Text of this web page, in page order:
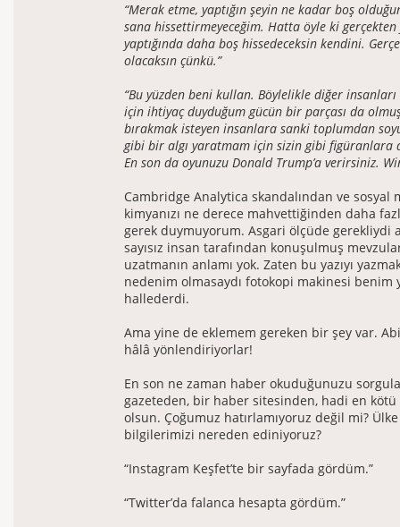
“Merak etme, yaptığın şeyin ne kadar boş
sana hissettirmeyeceğim. Hatta öyle ki
yaptığında daha boş hissedeceksin kendini.
olacaksın çünkü.”
“Bu yüzden beni kullan. Böylelikle diğer
için ihtiyaç duyduğum gücün bir parçası da
bırakmak isteyen insanlara sanki toplumdan
gibi bir algı yaratmam için sizin gibi figüranlara
En son da oyunuzu Donald Trump’a verirsiniz.
Cambridge Analytica skandalından ve sosyal
kimyanızı ne derece mahvettiğinden daha
gerek duymuyorum. Asgari ölçüde gerekliydi
sayısız insan tarafından konuşulmuş
uzatmanın anlamı yok. Zaten bu yazıyı
nedenim olmasaydı fotokopi makinesi benim
hallederdi.
Ama yine de eklemem gereken bir şey var.
hâlâ yönlendiriyorlar!
En son ne zaman haber okuduğunuzu
gazeteden, bir haber sitesinden, hadi en
olsun. Çoğumuz hatırlamıyoruz değil mi?
bilgilerimizi nereden ediniyoruz?
“Instagram Keşfet’te bir sayfada gördüm.”
“Twitter’da falanca hesapta gördüm.”